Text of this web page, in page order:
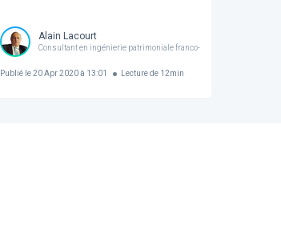
Alain Lacourt
Consultant en ingénierie patrimoniale franco-belge
Publié le20 Apr 2020 à 13:01 Lecture de 12min